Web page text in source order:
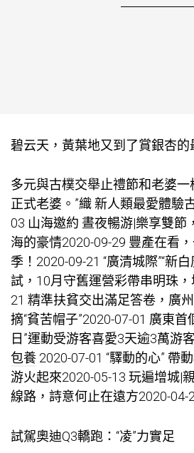
碧云天，黃葉地又到了賞銀杏的
多元與古樸交舉止禮節和老婆
正式老婆。”織 新人類最愛體驗
03 山海邀約 晝夜暢游|樂享雙節
海的豪情2020-09-29 豐產在看
季！2020-09-21 “廣清城際”“新
試，10月守舊運營彩帶串明珠
21 精準扶貧交出滿足答卷，廣
摘“貧苦帽子”2020-07-01 廣東
日”運動受游客喜愛3天逾3萬游
包養 2020-07-01 “驛動的心” 帶
游火起來2020-05-13 玩遍增城|
線路，詩意何止在遠方2020-04-
試駕奧迪Q3轎跑：“凌”力實足